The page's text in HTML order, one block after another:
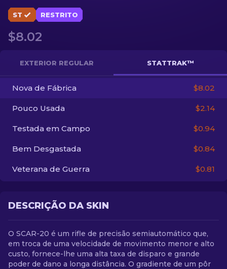
Luvas
Caixas
Outro
PT-BR
ST RESTRITO
$8.02
EXTERIOR REGULAR STATTRAK™
Nova de Fábrica $8.02
Pouco Usada $2.14
Testada em Campo $0.94
Bem Desgastada $0.84
Veterana de Guerra $0.81
DESCRIÇÃO DA SKIN
O SCAR-20 é um rifle de precisão semiautomático que,
em troca de uma velocidade de movimento menor e alto
custo, fornece-lhe uma alta taxa de disparo e grande
poder de dano a longa distância. O gradiente de um pôr